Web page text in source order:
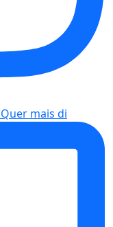
mais di